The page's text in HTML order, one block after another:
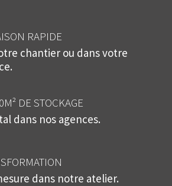
RAPIDE
chantier ou dans votre
DE STOCKAGE
dans nos agences.
dans notre atelier.